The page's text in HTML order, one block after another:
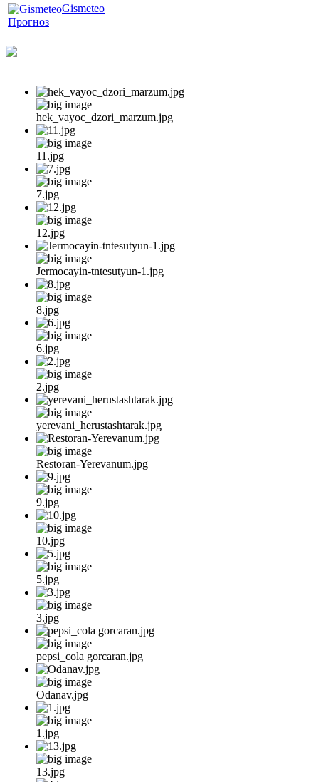
Gismeteo
Прогноз
hek_vayoc_dzori_marzum.jpg
11.jpg
7.jpg
12.jpg
Jermocayin-tntesutyun-1.jpg
8.jpg
6.jpg
2.jpg
yerevani_herustashtarak.jpg
Restoran-Yerevanum.jpg
9.jpg
10.jpg
5.jpg
3.jpg
pepsi_cola gorcaran.jpg
Odanav.jpg
1.jpg
13.jpg